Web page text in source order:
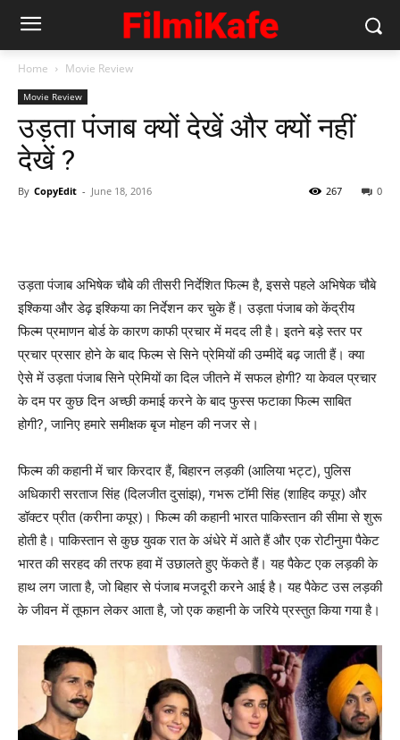
Home Movie Review
Movie Review
उड़ता पंजाब क्‍यों देखें और क्‍यों नहीं
देखें ?
By CopyEdit - June 18, 2016 0
267
उड़ता पंजाब अभिषेक चौबे की तीसरी निर्देशित फिल्‍म है, इससे पहले अभिषेक चौबे
इश्‍किया और डेढ़ इश्‍किया का निर्देशन कर चुके हैं। उड़ता पंजाब को केंद्रीय
फिल्‍म प्रमाणन बोर्ड के कारण काफी प्रचार में मदद ली है। इतने बड़े स्‍तर पर
प्रचार प्रसार होने के बाद फिल्‍म से सिने प्रेमियों की उम्‍मीदें बढ़ जाती हैं। क्‍या
ऐसे में उड़ता पंजाब सिने प्रेमियों का दिल जीतने में सफल होगी? या केवल प्रचार
के दम पर कुछ दिन अच्‍छी कमाई करने के बाद फुस्‍स फटाका फिल्‍म साबित
होगी?, जानिए हमारे समीक्षक बृज मोहन की नजर से।
फिल्‍म की कहानी में चार किरदार हैं, बिहारन लड़की (आलिया भट्ट), पुलिस
अधिकारी सरताज सिंह (दिलजीत दुसांझ), गभरू टॉमी सिंह (शाहिद कपूर) और
डॉक्‍टर प्रीत (करीना कपूर)। फिल्‍म की कहानी भारत पाकिस्‍तान की सीमा से शुरू
होती है। पाकिस्‍तान से कुछ युवक रात के अंधेरे में आते हैं और एक रोटीनुमा पैकेट
भारत की सरहद की तरफ हवा में उछालते हुए फेंकते हैं। यह पैकेट एक लड़की के
हाथ लग जाता है, जो बिहार से पंजाब मजदूरी करने आई है। यह पैकेट उस लड़की
के जीवन में तूफान लेकर आता है, जो एक कहानी के जरिये प्रस्‍तुत किया गया है।